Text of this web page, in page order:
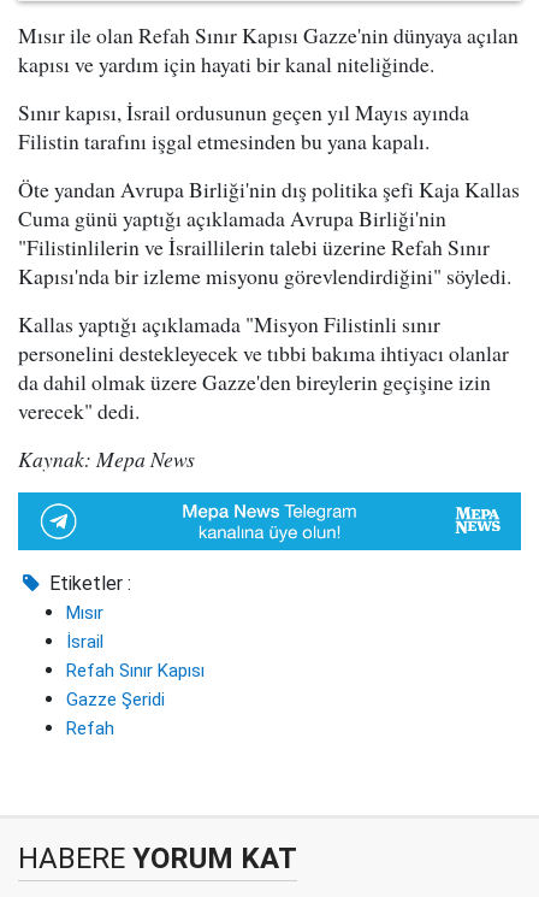
Mısır ile olan Refah Sınır Kapısı Gazze'nin dünyaya açılan
kapısı ve yardım için hayati bir kanal niteliğinde.
Sınır kapısı, İsrail ordusunun geçen yıl Mayıs ayında
Filistin tarafını işgal etmesinden bu yana kapalı.
Öte yandan Avrupa Birliği'nin dış politika şefi Kaja Kallas
Cuma günü yaptığı açıklamada Avrupa Birliği'nin
"Filistinlilerin ve İsraillilerin talebi üzerine Refah Sınır
Kapısı'nda bir izleme misyonu görevlendirdiğini" söyledi.
Kallas yaptığı açıklamada "Misyon Filistinli sınır
personelini destekleyecek ve tıbbi bakıma ihtiyacı olanlar
da dahil olmak üzere Gazze'den bireylerin geçişine izin
verecek" dedi.
Kaynak: Mepa News
Etiketler :
Mısır
İsrail
Refah Sınır Kapısı
Gazze Şeridi
Refah
HABERE YORUM KAT